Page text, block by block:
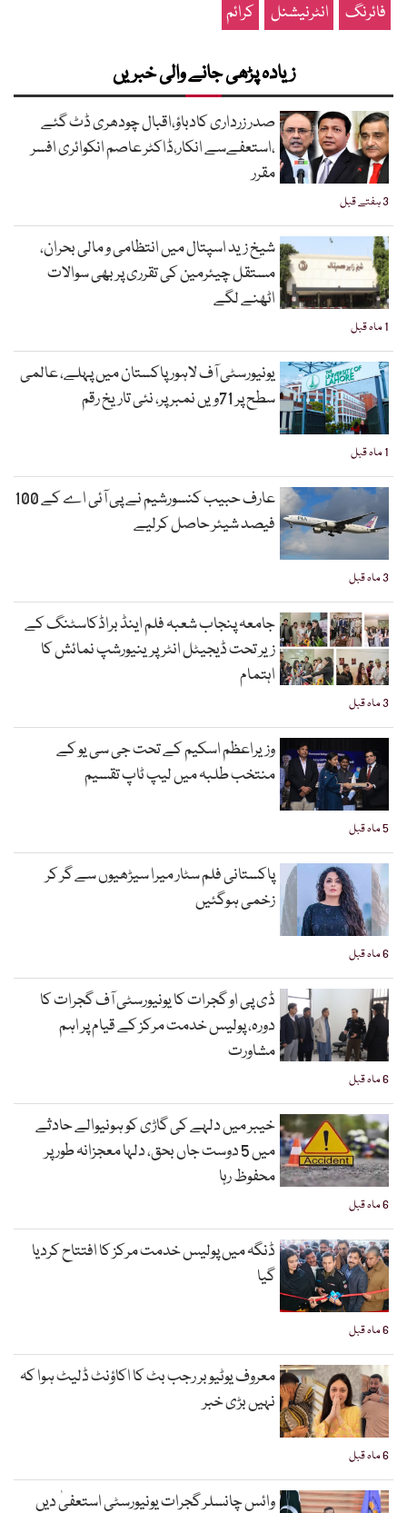
فائرنگ انٹرنیشنل کرائم
زیادہ پڑھی جانے والی خبریں
3 ہفتے قبل
صدر زرداری کادباؤ،اقبال چودھری ڈٹ گئے
،استعفےسے انکار،ڈاکٹر عاصم انکوائری افسر
مقرر
1 ماہ قبل
شیخ زید اسپتال میں انتظامی و مالی بحران،
مستقل چیئرمین کی تقرری پر بھی سوالات
اٹھنے لگے
1 ماہ قبل
یونیورسٹی آف لاہور پاکستان میں پہلے، عالمی
سطح پر 71ویں نمبر پر، نئی تاریخ رقم
3 ماہ قبل
عارف حبیب کنسورشیم نے پی آئی اے کے 100
فیصد شیئر حاصل کرلیے
3 ماہ قبل
جامعہ پنجاب شعبہ فلم اینڈ براڈکاسٹنگ کے
زیر تحت ڈیجیٹل انٹرپرینیورشپ نمائش کا
اہتمام
5 ماہ قبل
وزیراعظم اسکیم کے تحت جی سی یو کے
منتخب طلبہ میں لیپ ٹاپ تقسیم
6 ماہ قبل
پاکستانی فلم سٹار میرا سیڑھیوں سے گر کر
زخمی ہوگئیں
6 ماہ قبل
ڈی پی او گجرات کا یونیورسٹی آف گجرات کا
دورہ، پولیس خدمت مرکز کے قیام پر اہم
مشاورت
6 ماہ قبل
خیبر میں دلہے کی گاڑی کو ہونیوالے حادثے
میں 5 دوست جاں بحق، دلہا معجزانہ طور پر
محفوظ رہا
6 ماہ قبل
ڈنگہ میں پولیس خدمت مرکز کا افتتاح کردیا
گیا
6 ماہ قبل
معروف یوٹیوبر رجب بٹ کا اکاؤنٹ ڈلیٹ ہوا کہ
نہیں بڑی خبر
وائس چانسلر گجرات یونیورسٹی استعفیٰ دیں